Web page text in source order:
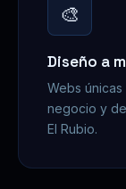
🎨
Diseño a
Webs
negocio y
El Rubio.